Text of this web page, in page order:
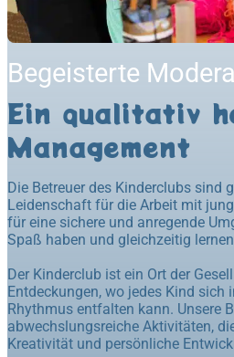
Begeisterte
Ein qualitativ
Management
Die Betreuer des Kinderclubs sind
Leidenschaft für die Arbeit mit
für eine sichere und anregende
Spaß haben und gleichzeitig
Der Kinderclub ist ein Ort der
Entdeckungen, wo jedes Kind sich
Rhythmus entfalten kann. Unsere
abwechslungsreiche Aktivitäten,
Kreativität und persönliche